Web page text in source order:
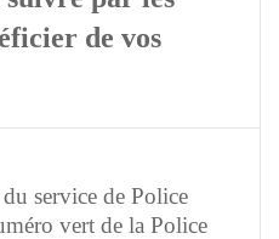
de vos
service de Police
vert de la Police